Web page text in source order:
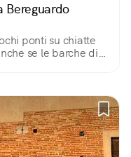
Bereguardo
su chiatte
se le barche di